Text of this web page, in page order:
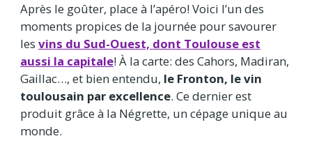
Après le goûter, place à l’apéro! Voici l’un des
moments propices de la journée pour savourer
les vins du Sud-Ouest, dont Toulouse est
aussi la capitale! À la carte: des Cahors, Madiran,
Gaillac…, et bien entendu, le Fronton, le vin
toulousain par excellence. Ce dernier est
produit grâce à la Négrette, un cépage unique au
monde.